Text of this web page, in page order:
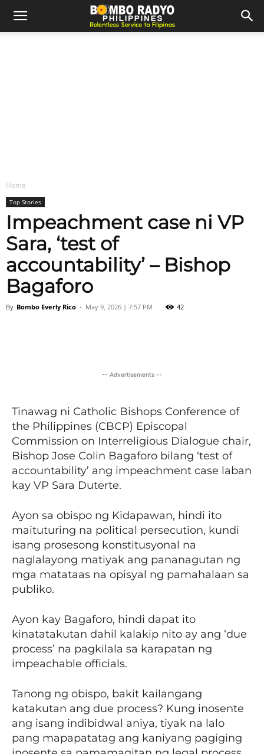
Home
Top Stories
Impeachment case ni VP
Sara, ‘test of
accountability’ – Bishop
Bagaforo
By Bombo Everly Rico - May 9, 2026 | 7:57 PM 42
-- Advertisements --
Tinawag ni Catholic Bishops Conference of
the Philippines (CBCP) Episcopal
Commission on Interreligious Dialogue chair,
Bishop Jose Colin Bagaforo bilang ‘test of
accountability’ ang impeachment case laban
kay VP Sara Duterte.
Ayon sa obispo ng Kidapawan, hindi ito
maituturing na political persecution, kundi
isang prosesong konstitusyonal na
naglalayong matiyak ang pananagutan ng
mga matataas na opisyal ng pamahalaan sa
publiko.
Ayon kay Bagaforo, hindi dapat ito
kinatatakutan dahil kalakip nito ay ang ‘due
process’ na pagkilala sa karapatan ng
impeachable officials.
Tanong ng obispo, bakit kailangang
katakutan ang due process? Kung inosente
ang isang indibidwal aniya, tiyak na lalo
pang mapapatatag ang kaniyang pagiging